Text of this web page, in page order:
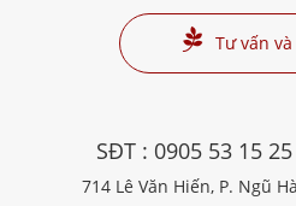
Tư vấn
SĐT : 0905 53 15 25
714 Lê Văn Hiến, P. Ngũ